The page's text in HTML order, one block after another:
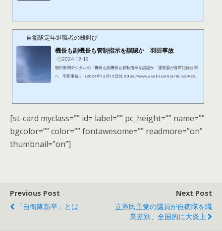
ならない。これは、着陸できない状態になったので、上昇し、もう一度着...
自衛隊定年退職者の雄叫び
機長も副機長も管制指示を誤認か 羽田事故
2024-12-16
朝日新聞デジタルの「機長も副機長も管制指示を誤認か 運安委が音声記録公開
へ 羽田事故」（2024年12月15日付,https://www.asahi.com/articles/ASSD
また、管制官は、滑走路の手前まで向かうよう指示していたが、海保機側が進入
[st-card myclass=”” id= label=”” pc_height=”” name=””
bgcolor=”” color=”” fontawesome=”” readmore=”on”
thumbnail=”on”]
Previous Post
「自衛隊新卒」とは
Next Post
立憲民主党の議員が自衛隊を職
業差別、全国的に大炎上